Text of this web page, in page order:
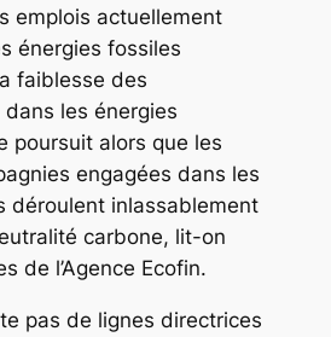
emplois actuellement
énergies fossiles
faiblesse des
les énergies
poursuit alors que les
engagées dans les
déroulent inlassablement
carbone, lit-on
de l’Agence Ecofin.
pas de lignes directrices